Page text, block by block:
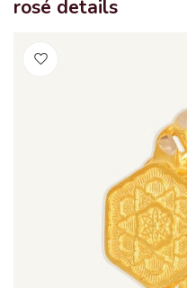
rosé details